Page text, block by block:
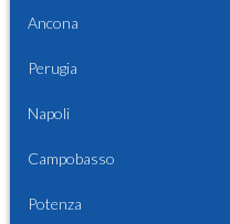
Ancona
Perugia
Napoli
Campobasso
Potenza